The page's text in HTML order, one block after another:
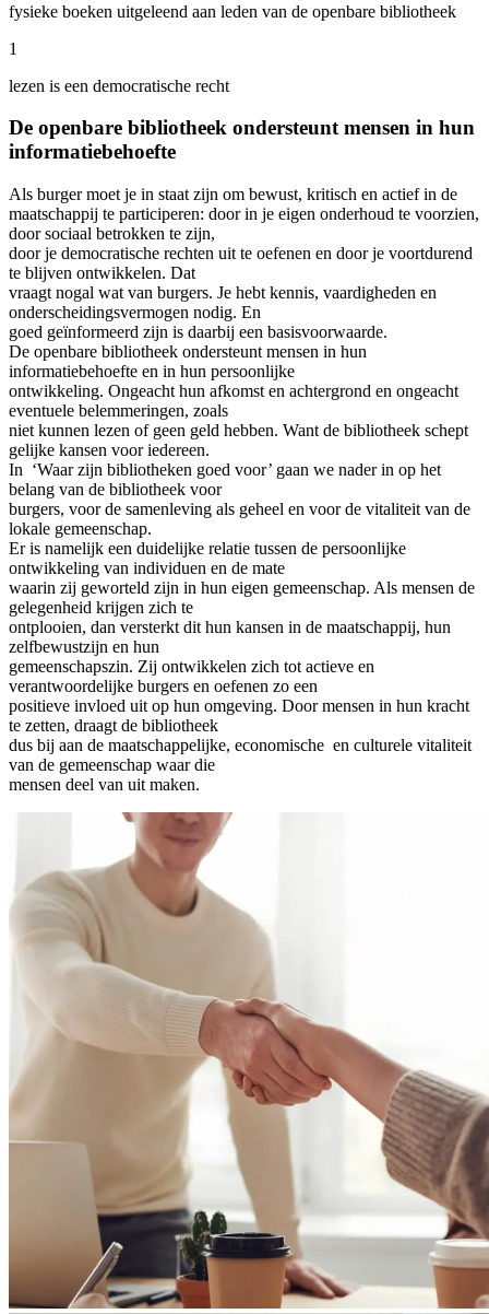
fysieke boeken uitgeleend aan leden van de openbare bibliotheek
1
lezen is een democratische recht
De openbare bibliotheek ondersteunt mensen in hun
informatiebehoefte
Als burger moet je in staat zijn om bewust, kritisch en actief in de
maatschappij te participeren: door in je eigen onderhoud te voorzien,
door sociaal betrokken te zijn,
door je democratische rechten uit te oefenen en door je voortdurend
te blijven ontwikkelen. Dat
vraagt nogal wat van burgers. Je hebt kennis, vaardigheden en
onderscheidingsvermogen nodig. En
goed geïnformeerd zijn is daarbij een basisvoorwaarde.
De openbare bibliotheek ondersteunt mensen in hun
informatiebehoefte en in hun persoonlijke
ontwikkeling. Ongeacht hun afkomst en achtergrond en ongeacht
eventuele belemmeringen, zoals
niet kunnen lezen of geen geld hebben. Want de bibliotheek schept
gelijke kansen voor iedereen.
In ‘Waar zijn bibliotheken goed voor’ gaan we nader in op het
belang van de bibliotheek voor
burgers, voor de samenleving als geheel en voor de vitaliteit van de
lokale gemeenschap.
Er is namelijk een duidelijke relatie tussen de persoonlijke
ontwikkeling van individuen en de mate
waarin zij geworteld zijn in hun eigen gemeenschap. Als mensen de
gelegenheid krijgen zich te
ontplooien, dan versterkt dit hun kansen in de maatschappij, hun
zelfbewustzijn en hun
gemeenschapszin. Zij ontwikkelen zich tot actieve en
verantwoordelijke burgers en oefenen zo een
positieve invloed uit op hun omgeving. Door mensen in hun kracht
te zetten, draagt de bibliotheek
dus bij aan de maatschappelijke, economische en culturele vitaliteit
van de gemeenschap waar die
mensen deel van uit maken.